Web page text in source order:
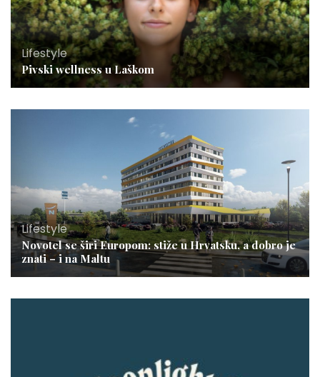
Lifestyle
Pivski wellness u Laškom
Lifestyle
Novotel se širi Europom: stiže u Hrvatsku, a dobro je
znati – i na Maltu